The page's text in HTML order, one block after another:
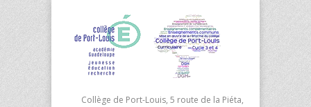
Collège de Port-Louis, 5 route de la Piéta,